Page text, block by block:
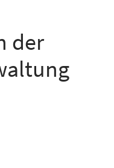
der